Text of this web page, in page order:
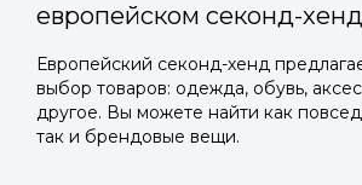
европейском секонд-
Европейский секонд-хенд
выбор товаров: одежда, обувь,
другое. Вы можете найти как
так и брендовые вещи.